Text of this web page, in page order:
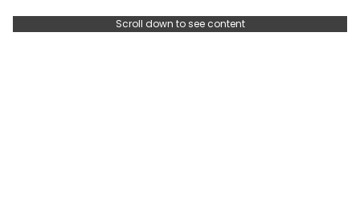
Scroll down to see content